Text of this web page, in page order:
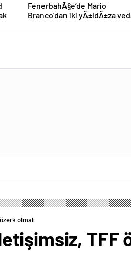
FenerbahÃ§e’de Mario
Branco’dan iki yÄ±ldÄ±za
yoksunuz”
olmalı
TFF